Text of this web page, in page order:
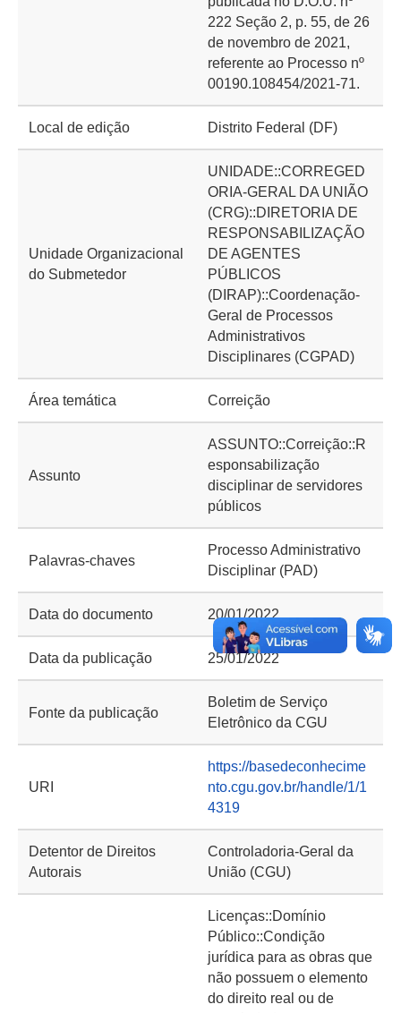
222 Seção 2, p. 55, de 26
de novembro de 2021,
referente ao Processo nº
00190.108454/2021-71.
Local de edição Distrito Federal (DF)
Unidade Organizacional
do Submetedor
UNIDADE::CORREGED
ORIA-GERAL DA UNIÃO
(CRG)::DIRETORIA DE
RESPONSABILIZAÇÃO
DE AGENTES
PÚBLICOS
(DIRAP)::Coordenação-
Geral de Processos
Administrativos
Disciplinares (CGPAD)
Área temática Correição
Assunto
ASSUNTO::Correição::R
esponsabilização
disciplinar de servidores
públicos
Palavras-chaves
Processo Administrativo
Disciplinar (PAD)
Data do documento 20/01/2022
Data da publicação 25/01/2022
Fonte da publicação
Boletim de Serviço
Eletrônico da CGU
URI
https://basedeconhecime
nto.cgu.gov.br/handle/1/1
4319
Detentor de Direitos
Autorais
Controladoria-Geral da
União (CGU)
Licenças::Domínio
Público::Condição
jurídica para as obras que
não possuem o elemento
do direito real ou de